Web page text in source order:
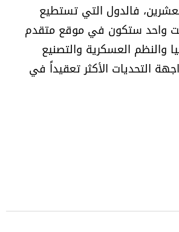
فالدول التي تستطيع
واحد ستكون في موقع متقدم
والنظم العسكرية والتصنيع
التحديات الأكثر تعقيداً في